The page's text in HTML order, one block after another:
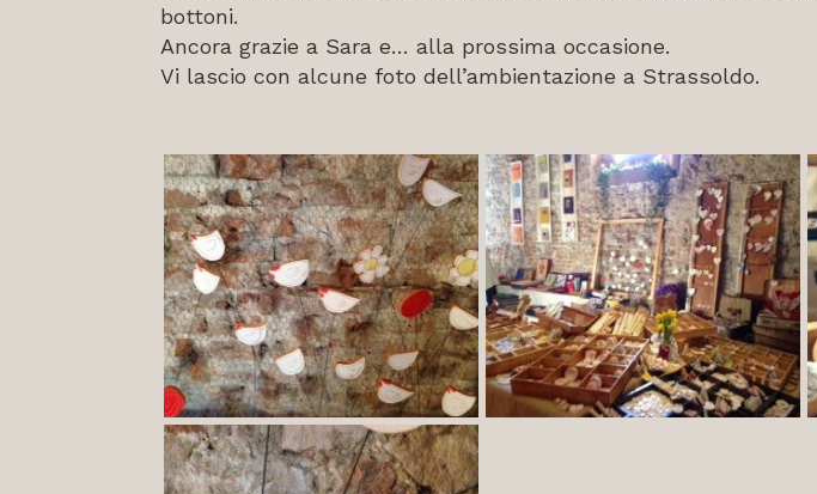
bottoni.
Ancora grazie a Sara e… alla prossima occasione.
Vi lascio con alcune foto dell’ambientazione a Strassoldo.